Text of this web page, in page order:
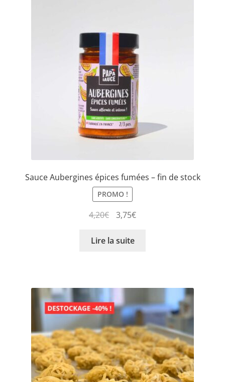
Sauce Aubergines épices fumées – fin de stock
PROMO !
4,20€ 3,75€
Lire la suite